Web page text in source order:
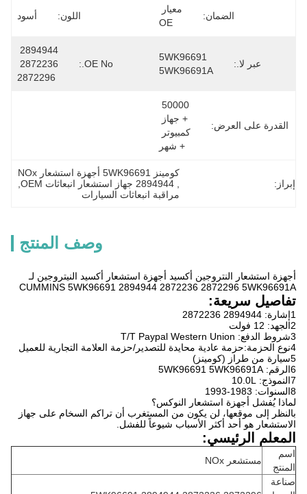
الضمان:
OE
اللون: أسود
عبر لا.:
5WK96691
5WK96691A
OE No.:
2872296
القدرة على العرض:
+ شهر
إبراز:
كومينز 5WK96691 أجهزة استشعار NOx
, 2894944 جهاز استشعار انبعاثات OEM
مراقبة انبعاثات السيارات
وصف المنتج
أجهزة استشعار النتروجين أكسيد أجهزة استشعار أكسيد النيتروجين لـ
CUMMINS 5WK96691 2894944 2872236 2872296 5WK96691A
تفاصيل سريعة:
1إشارة: 2894944 2872236
2الجهد: 12 فولت
3شروط الدفع: T/T Paypal Western Union
4نوع الحزمة:حزمة عادية محايدة للتصدير/حزمة العلامة التجارية للعميل
5سيارة من طراز (كومينز)
6الرقم: 5WK96691 5WK96691A
7النموذج: 10.0L
8السنوات: 1983-1993
لماذا يُفشل أجهزة استشعار النوكس؟
بالنظر إلى موقعها، لن يكون من المستغرب أن تراكم السخام على جهاز
الاستشعار هو أحد أكثر الأسباب شيوعاً للفشل.
المعلم الرئيسي:
اسم
المنتج
مستشعر NOx
صناعة